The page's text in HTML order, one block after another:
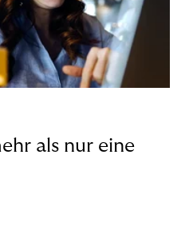
als nur eine